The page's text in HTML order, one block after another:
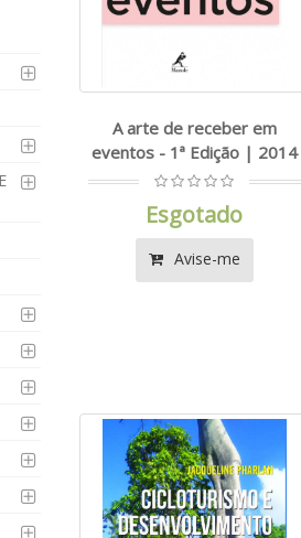
A arte de receber em
eventos - 1ª Edição | 2014
Esgotado
Avise-me